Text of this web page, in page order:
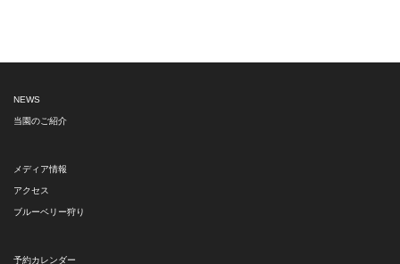
NEWS
当園のご紹介
メディア情報
アクセス
ブルーベリー狩り
予約カレンダー